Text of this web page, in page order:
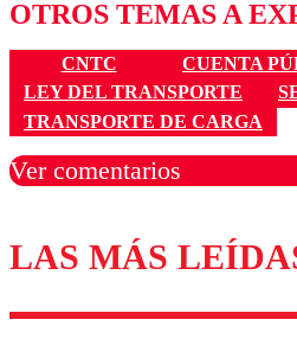
OTROS TEMAS A
CNTC
CUENTA
LEY DEL TRANSPORTE
TRANSPORTE DE CARGA
Ver comentarios
Los comentarios son
diálogo
LAS MÁS